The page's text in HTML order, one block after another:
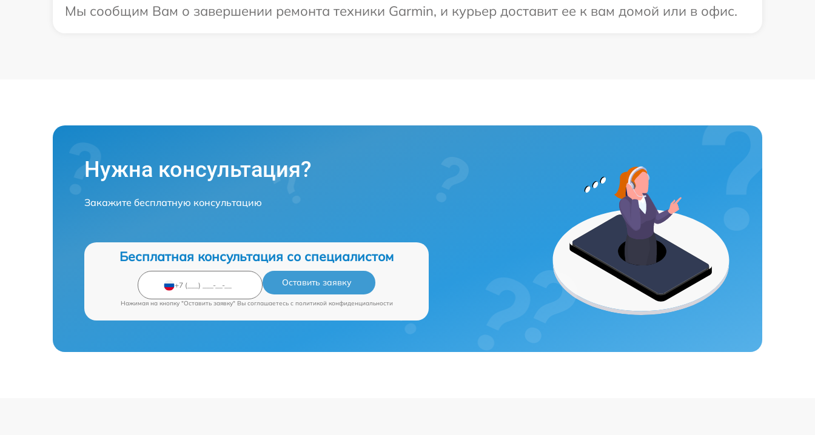
Мы сообщим Вам о завершении ремонта техники Garmin, и курьер доставит ее к вам домой или в офис.
Нужна консультация?
Закажите бесплатную консультацию
Бесплатная консультация со специалистом
Оставить заявку
Нажимая на кнопку "Оставить заявку" Вы соглашаетесь c политикой конфиденциальности